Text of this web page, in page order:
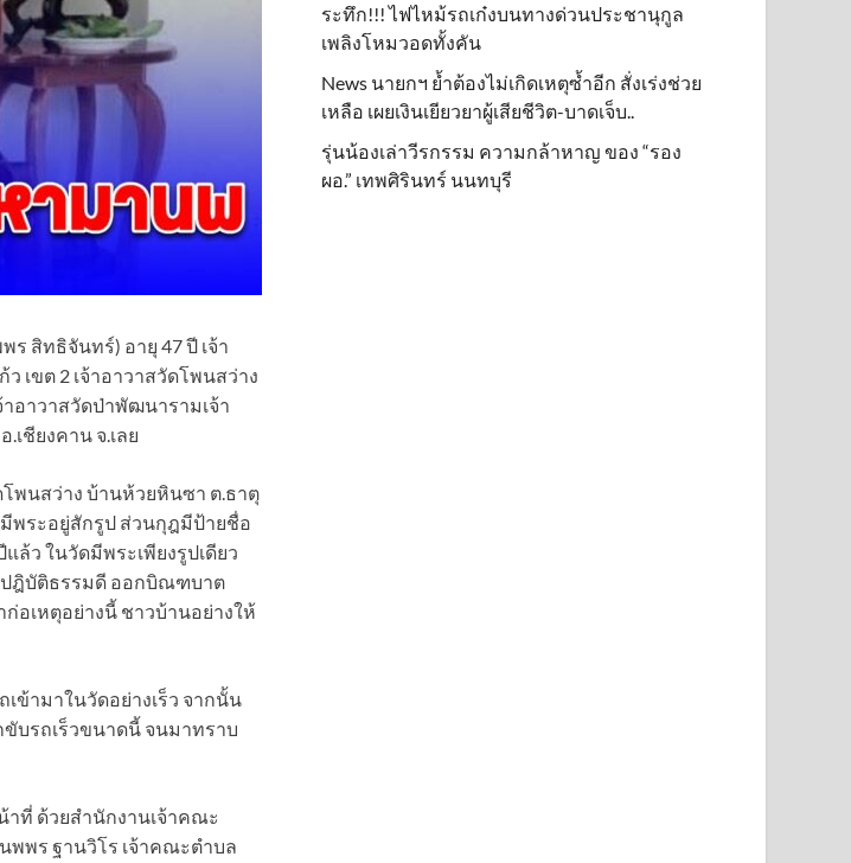
ร สิทธิจันทร์) อายุ 47 ปี เจ้า
เขต 2 เจ้าอาวาสวัดโพนสว่าง
าอาวาสวัดป่าพัฒนารามเจ้า
ชียงคาน จ.เลย
พนสว่าง บ้านห้วยหินซา ต.ธาตุ
มีพระอยู่สักรูป ส่วนกุฎมีป้ายชื่อ
ล้ว ในวัดมีพระเพียงรูปเดียว
ปฎิบัติธรรมดี ออกบิณฑบาต
อเหตุอย่างนี้ ชาวบ้านอย่างให้
ข้ามาในวัดอย่างเร็ว จากนั้น
บรถเร็วขนาดนี้ จนมาทราบ
ที่ ด้วยสำนักงานเจ้าคณะ
พพร ฐานวิโร เจ้าคณะตำบล
ระทึก!!! ไฟไหม้รถเก๋งบนทางด่วนประชานุกูล
เพลิงโหมวอดทั้งคัน
News นายกฯ ย้ำต้องไม่เกิดเหตุซ้ำอีก สั่งเร่งช่วย
เหลือ เผยเงินเยียวยาผู้เสียชีวิต-บาดเจ็บ..
รุ่นน้องเล่าวีรกรรม ความกล้าหาญ ของ “รอง
ผอ.” เทพศิรินทร์ นนทบุรี